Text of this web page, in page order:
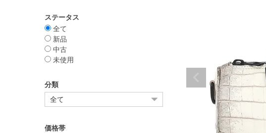
ステータス
全て
新品
中古
未使用
分類
価格帯